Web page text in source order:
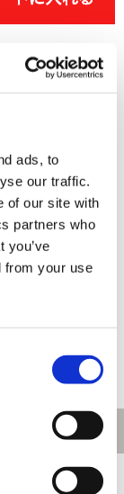
ads, to
our traffic.
of our site with
partners who
you’ve
from your use
ァイター6 ポーチ